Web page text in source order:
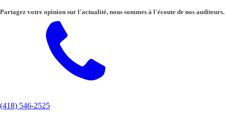
Partagez votre opinion sur l'actualité, nous sommes à l'écoute de nos auditeurs.
(418) 546-2525